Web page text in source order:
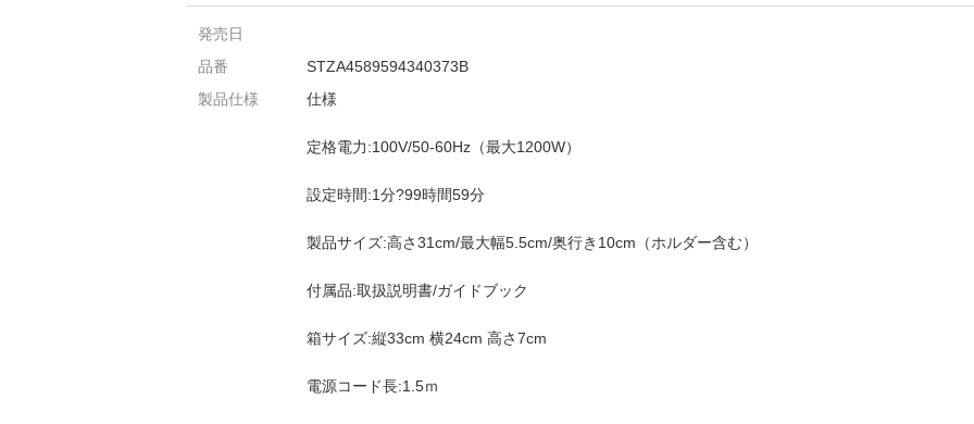
発売日
品番
STZA4589594340373B
製品仕様
仕様
定格電力:100V/50-60Hz（最大1200W）
設定時間:1分?99時間59分
製品サイズ:高さ31cm/最大幅5.5cm/奥行き10cm（ホルダー含む）
付属品:取扱説明書/ガイドブック
箱サイズ:縦33cm 横24cm 高さ7cm
電源コード長:1.5ｍ